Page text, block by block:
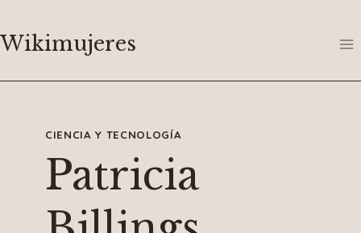
al
Wikimujeres
CIENCIA Y TECNOLOGÍA
Patricia